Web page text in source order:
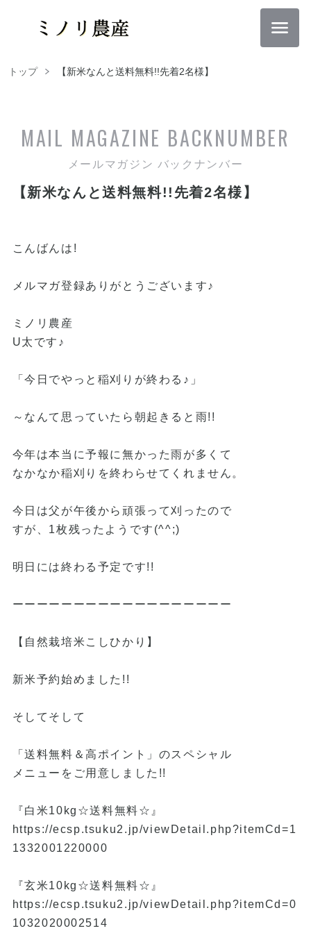
トップ 【新米なんと送料無料!!先着2名様】
MAIL MAGAZINE BACKNUMBER
メールマガジン バックナンバー
【新米なんと送料無料!!先着2名様】
こんばんは!
メルマガ登録ありがとうございます♪
ミノリ農産
U太です♪
「今日でやっと稲刈りが終わる♪」
～なんて思っていたら朝起きると雨!!
今年は本当に予報に無かった雨が多くて
なかなか稲刈りを終わらせてくれません。
今日は父が午後から頑張って刈ったので
すが、1枚残ったようです(^^;)
明日には終わる予定です!!
ーーーーーーーーーーーーーーーーーー
【自然栽培米こしひかり】
新米予約始めました!!
そしてそして
「送料無料＆高ポイント」のスペシャル
メニューをご用意しました!!
『白米10kg☆送料無料☆』
https://ecsp.tsuku2.jp/viewDetail.php?itemCd=1
1332001220000
『玄米10kg☆送料無料☆』
https://ecsp.tsuku2.jp/viewDetail.php?itemCd=0
1032020002514